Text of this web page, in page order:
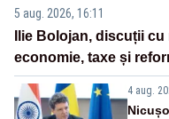
5 aug. 2026, 16:11
Ilie Bolojan, discuții
economie, taxe și
4 aug.